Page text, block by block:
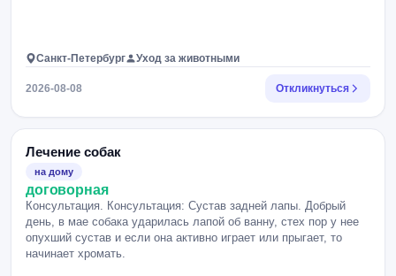
Санкт-Петербург Уход за животными
2026-08-08 Откликнуться
Лечение собак
на дому
договорная
Консультация. Консультация: Сустав задней лапы. Добрый
день, в мае собака ударилась лапой об ванну, стех пор у нее
опухший сустав и если она активно играет или прыгает, то
начинает хромать.